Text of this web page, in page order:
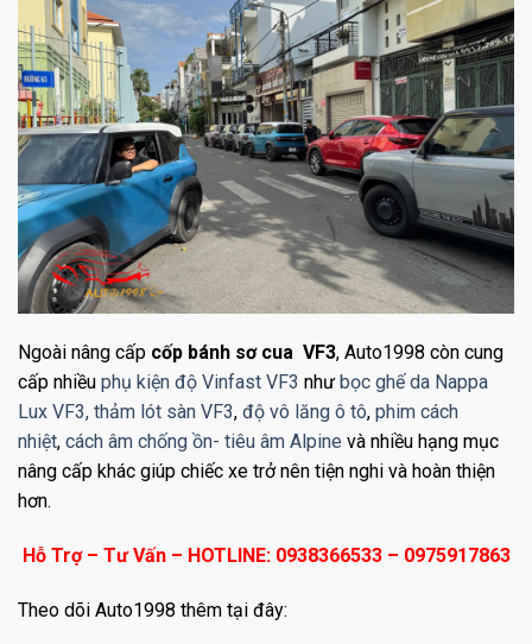
Ngoài nâng cấp cốp bánh sơ cua VF3, Auto1998 còn cung
cấp nhiều phụ kiện độ Vinfast VF3 như bọc ghế da Nappa
Lux VF3, thảm lót sàn VF3, độ vô lăng ô tô, phim cách
nhiệt, cách âm chống ồn- tiêu âm Alpine và nhiều hạng mục
nâng cấp khác giúp chiếc xe trở nên tiện nghi và hoàn thiện
hơn.
Hỗ Trợ – Tư Vấn – HOTLINE: 0938366533 – 0975917863
Theo dõi Auto1998 thêm tại đây: